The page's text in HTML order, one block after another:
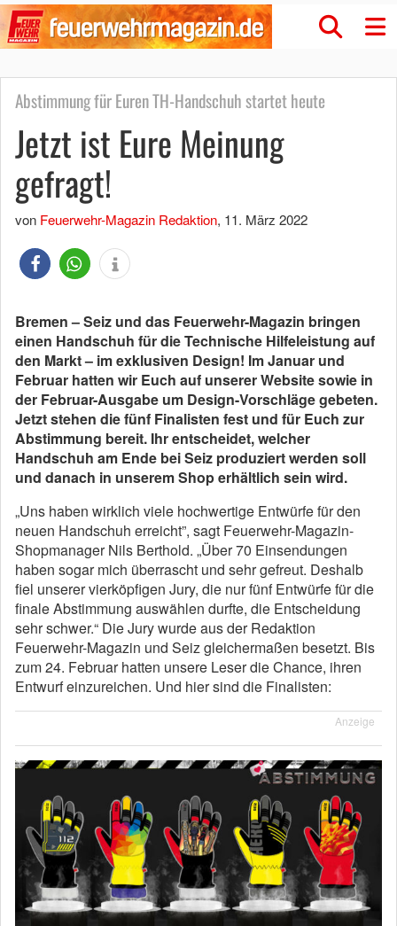
Abstimmung für Euren TH-Handschuh startet heute
Jetzt ist Eure Meinung
gefragt!
von Feuerwehr-Magazin Redaktion, 11. März 2022
Bremen – Seiz und das Feuerwehr-Magazin bringen
einen Handschuh für die Technische Hilfeleistung auf
den Markt – im exklusiven Design! Im Januar und
Februar hatten wir Euch auf unserer Website sowie in
der Februar-Ausgabe um Design-Vorschläge gebeten.
Jetzt stehen die fünf Finalisten fest und für Euch zur
Abstimmung bereit. Ihr entscheidet, welcher
Handschuh am Ende bei Seiz produziert werden soll
und danach in unserem Shop erhältlich sein wird.
„Uns haben wirklich viele hochwertige Entwürfe für den
neuen Handschuh erreicht”, sagt Feuerwehr-Magazin-
Shopmanager Nils Berthold. „Über 70 Einsendungen
haben sogar mich überrascht und sehr gefreut. Deshalb
fiel unserer vierköpfigen Jury, die nur fünf Entwürfe für die
finale Abstimmung auswählen durfte, die Entscheidung
sehr schwer.“ Die Jury wurde aus der Redaktion
Feuerwehr-Magazin und Seiz gleichermaßen besetzt. Bis
zum 24. Februar hatten unsere Leser die Chance, ihren
Entwurf einzureichen. Und hier sind die Finalisten:
Anzeige